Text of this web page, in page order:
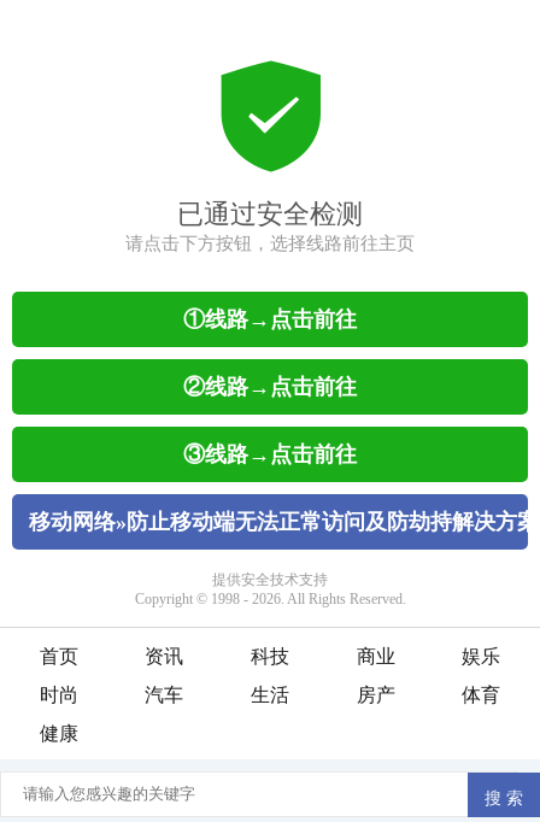
首页 资讯 科技 商业
娱乐
时尚
汽车 生活 房产
体育
健康